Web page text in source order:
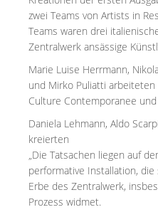
zwei Teams von Artists in
Teams waren drei
Zentralwerk ansässige
Marie Luise Herrmann,
und Mirko Puliatti
Culture Contemporanee
Daniela Lehmann, Aldo
kreierten
„Die Tatsachen liegen auf
performative Installation,
Erbe des Zentralwerk,
Prozess widmet.